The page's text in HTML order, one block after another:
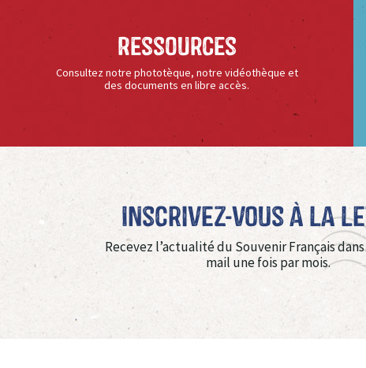
Ressources
Consultez notre phototèque, notre vidéothèque et
des documents en libre accès.
Inscrivez-vous à La
Recevez l’actualité du Souvenir Français
mail une fois par mois.